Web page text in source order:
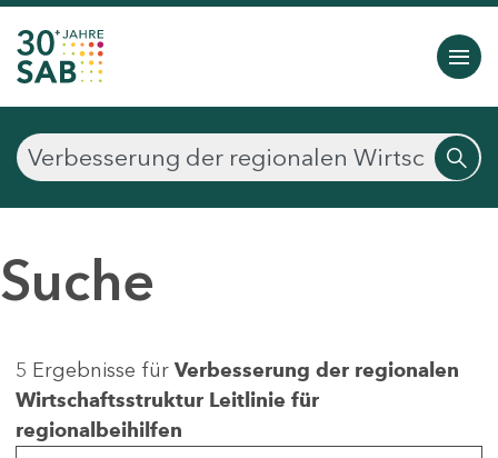
Suche
5 Ergebnisse für Verbesserung der regionalen
Wirtschaftsstruktur Leitlinie für
regionalbeihilfen